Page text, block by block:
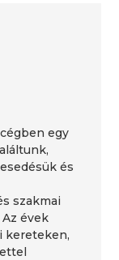
egy
és
szakmai
évek
kereteken,